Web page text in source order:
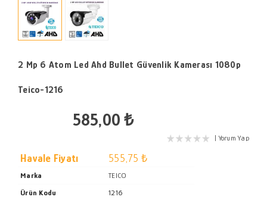
2 Mp 6 Atom Led Ahd Bullet Güvenlik Kamerası 1080p
Teico-1216
585,00 ₺
Yorum Yap
Havale Fiyatı 555,75 ₺
Marka
TEICO
Ürün Kodu
1216